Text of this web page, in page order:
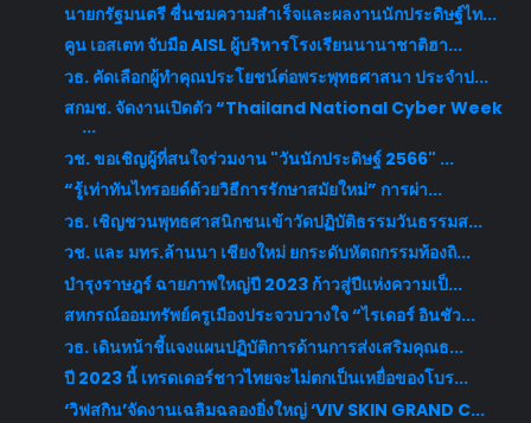
นายกรัฐมนตรี ชื่นชมความสำเร็จและผลงานนักประดิษฐ์ไท...
คูน เอสเตท จับมือ AISL ผู้บริหารโรงเรียนนานาชาติฮา...
วธ. คัดเลือกผู้ทำคุณประโยชน์ต่อพระพุทธศาสนา ประจำป...
สกมช. จัดงานเปิดตัว “Thailand National Cyber Week
...
วช. ขอเชิญผู้ที่สนใจร่วมงาน "วันนักประดิษฐ์ 2566" ...
“รู้เท่าทันไทรอยด์ด้วยวิธีการรักษาสมัยใหม่” การผ่า...
​วธ. เชิญชวนพุทธศาสนิกชนเข้าวัดปฏิบัติธรรมวันธรรมส...
วช. และ มทร.ล้านนา เชียงใหม่ ยกระดับหัตถกรรมท้องถิ...
บำรุงราษฎร์ ฉายภาพใหญ่ปี 2023 ก้าวสู่ปีแห่งความเป็...
สหกรณ์ออมทรัพย์ครูเมืองประจวบวางใจ “ไรเดอร์ อินชัว...
วธ. เดินหน้าชี้แจงแผนปฏิบัติการด้านการส่งเสริมคุณธ...
ปี 2023 นี้ เทรดเดอร์ชาวไทยจะไม่ตกเป็นเหยื่อของโบร...
‘วิฟสกิน’จัดงานเฉลิมฉลองยิ่งใหญ่ ‘VIV SKIN GRAND C...